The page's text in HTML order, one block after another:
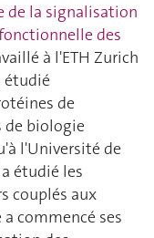
de la signalisation
des
à l'ETH Zurich
étudié
de
de biologie
l'Université de
étudié les
couplés aux
a commencé ses